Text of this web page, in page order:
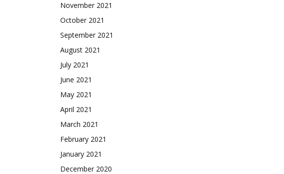
November 2021
October 2021
September 2021
August 2021
July 2021
June 2021
May 2021
April 2021
March 2021
February 2021
January 2021
December 2020